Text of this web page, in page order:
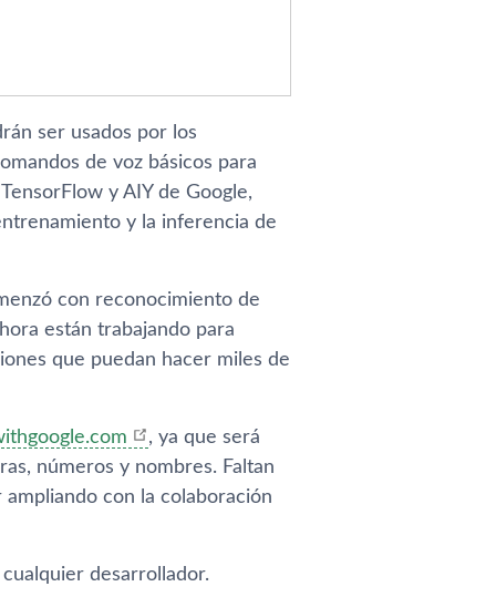
ser usados por los
de voz básicos para
y AIY de Google,
y la inferencia de
con reconocimiento de
están trabajando para
que puedan hacer miles de
, ya que será
números y nombres. Faltan
con la colaboración
desarrollador.